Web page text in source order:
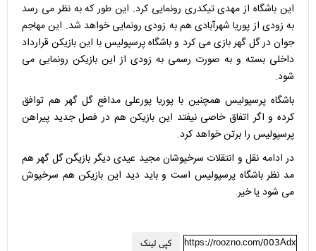
این باشگاه از مهدی تیکدری رونمایی کرد. این طور که به نظر می رسد
به زودی از پوریا شهرآبادی هم به زودی رونمایی خواهد شد. این مهاجم
جوان در گل گهر بازی می کرد و باشگاه پرسپولیس با این بازیکن قرارداد
داخلی بسته و به صورت رسمی به زودی از این بازیکن رونمایی می
شود.
باشگاه پرسپولیس همچنین با پوریا پورعلی مدافع گل گهر هم توافق
کرده و اگر اتفاق خاصی نیفتد این بازیکن هم در فصل جدید پیراهن
پرسپولیس را برتن خواهد کرد.
در ادامه نقل و انتقلات سرخپوشان مجید عیدی دیگر بازیگن گل گهر هم
مد نظر باشگاه پرسپولیس است و باید دید این بازیکن هم سرخپوش
می شود یا خیر.
کپی لینک https://roozno.com/003Adx